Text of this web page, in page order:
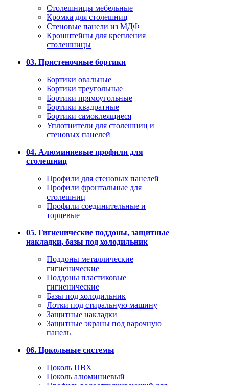
Столешницы мебельные
Кромка для столешниц
Стеновые панели из МДФ
Кронштейны для крепления
столешницы
03. Пристеночные бортики
Бортики овальные
Бортики треугольные
Бортики прямоугольные
Бортики квадратные
Бортики самоклеящиеся
Уплотнители для столешниц и
стеновых панелей
04. Алюминиевые профили для
столешниц
Профили для стеновых панелей
Профили фронтальные для
столешниц
Профили соединительные и
торцевые
05. Гигиенические поддоны, защитные
накладки, базы под холодильник
Поддоны металлические
гигиенические
Поддоны пластиковые
гигиенические
Базы под холодильник
Лотки под стиральную машину
Защитные накладки
Защитные экраны под варочную
панель
06. Цокольные системы
Цоколь ПВХ
Цоколь алюминиевый